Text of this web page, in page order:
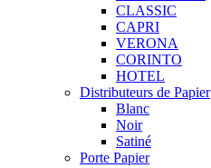
CLASSIC
CAPRI
VERONA
CORINTO
HOTEL
Distributeurs de Papier
Blanc
Noir
Satiné
Porte Papier